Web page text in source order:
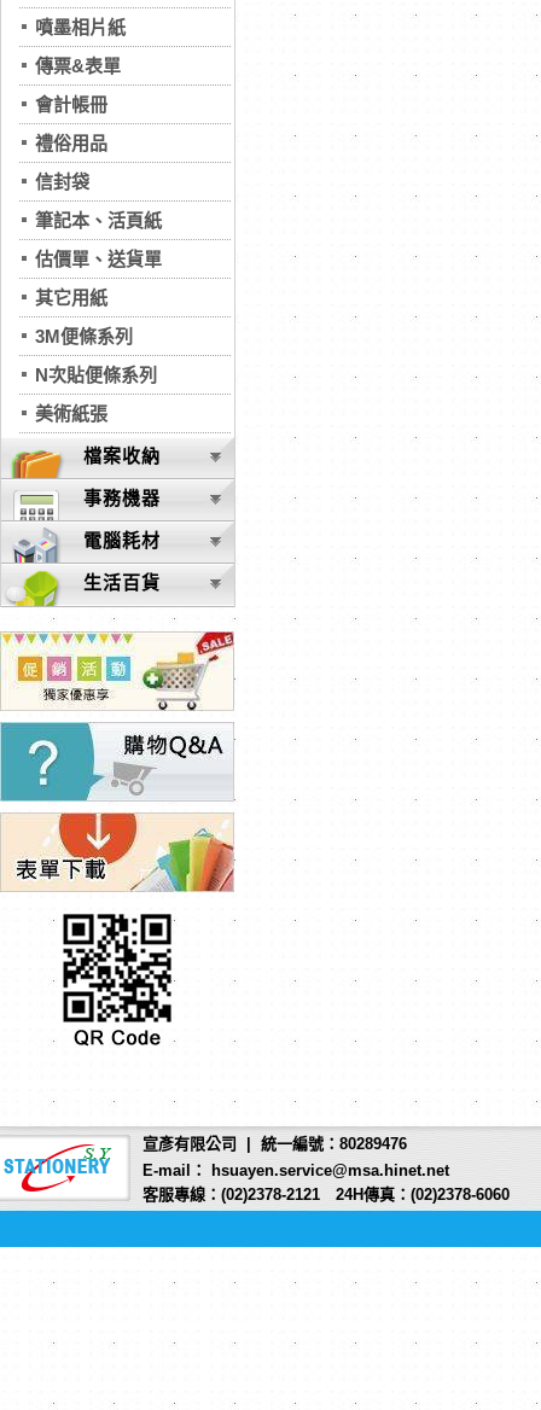
噴墨相片紙
傳票&表單
會計帳冊
禮俗用品
信封袋
筆記本、活頁紙
估價單、送貨單
其它用紙
3M便條系列
N次貼便條系列
美術紙張
檔案收納
事務機器
電腦耗材
生活百貨
宣彥有限公司 | 統一編號：80289476
E-mail： hsuayen.service@msa.hinet.net
客服專線：(02)2378-2121 24H傳真：(02)2378-6060